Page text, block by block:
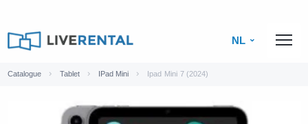
NL
Catalogue Tablet IPad Mini Ipad Mini 7 (2024)